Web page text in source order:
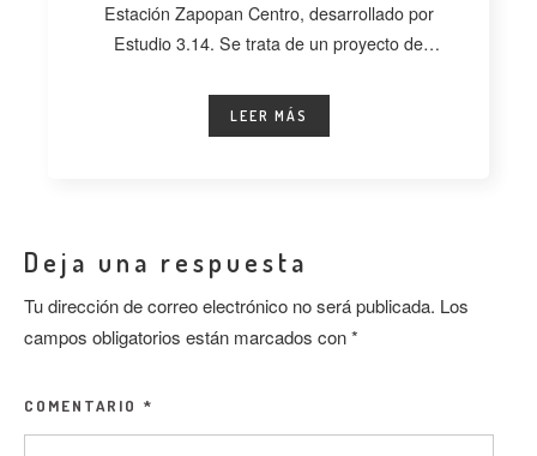
Estación Zapopan Centro, desarrollado por
Estudio 3.14. Se trata de un proyecto de
LEER MÁS
Deja una respuesta
Tu dirección de correo electrónico no será publicada. Los
campos obligatorios están marcados con*
COMENTARIO *